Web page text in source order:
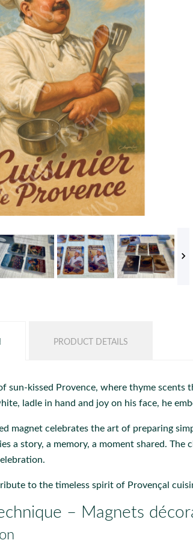

PRODUCT DETAILS
sun-kissed Provence, where thyme
ladle in hand and joy on his face, he
magnet celebrates the art of preparing
a story, a memory, a moment shared.
to the timeless spirit of Provençal
– Magnets